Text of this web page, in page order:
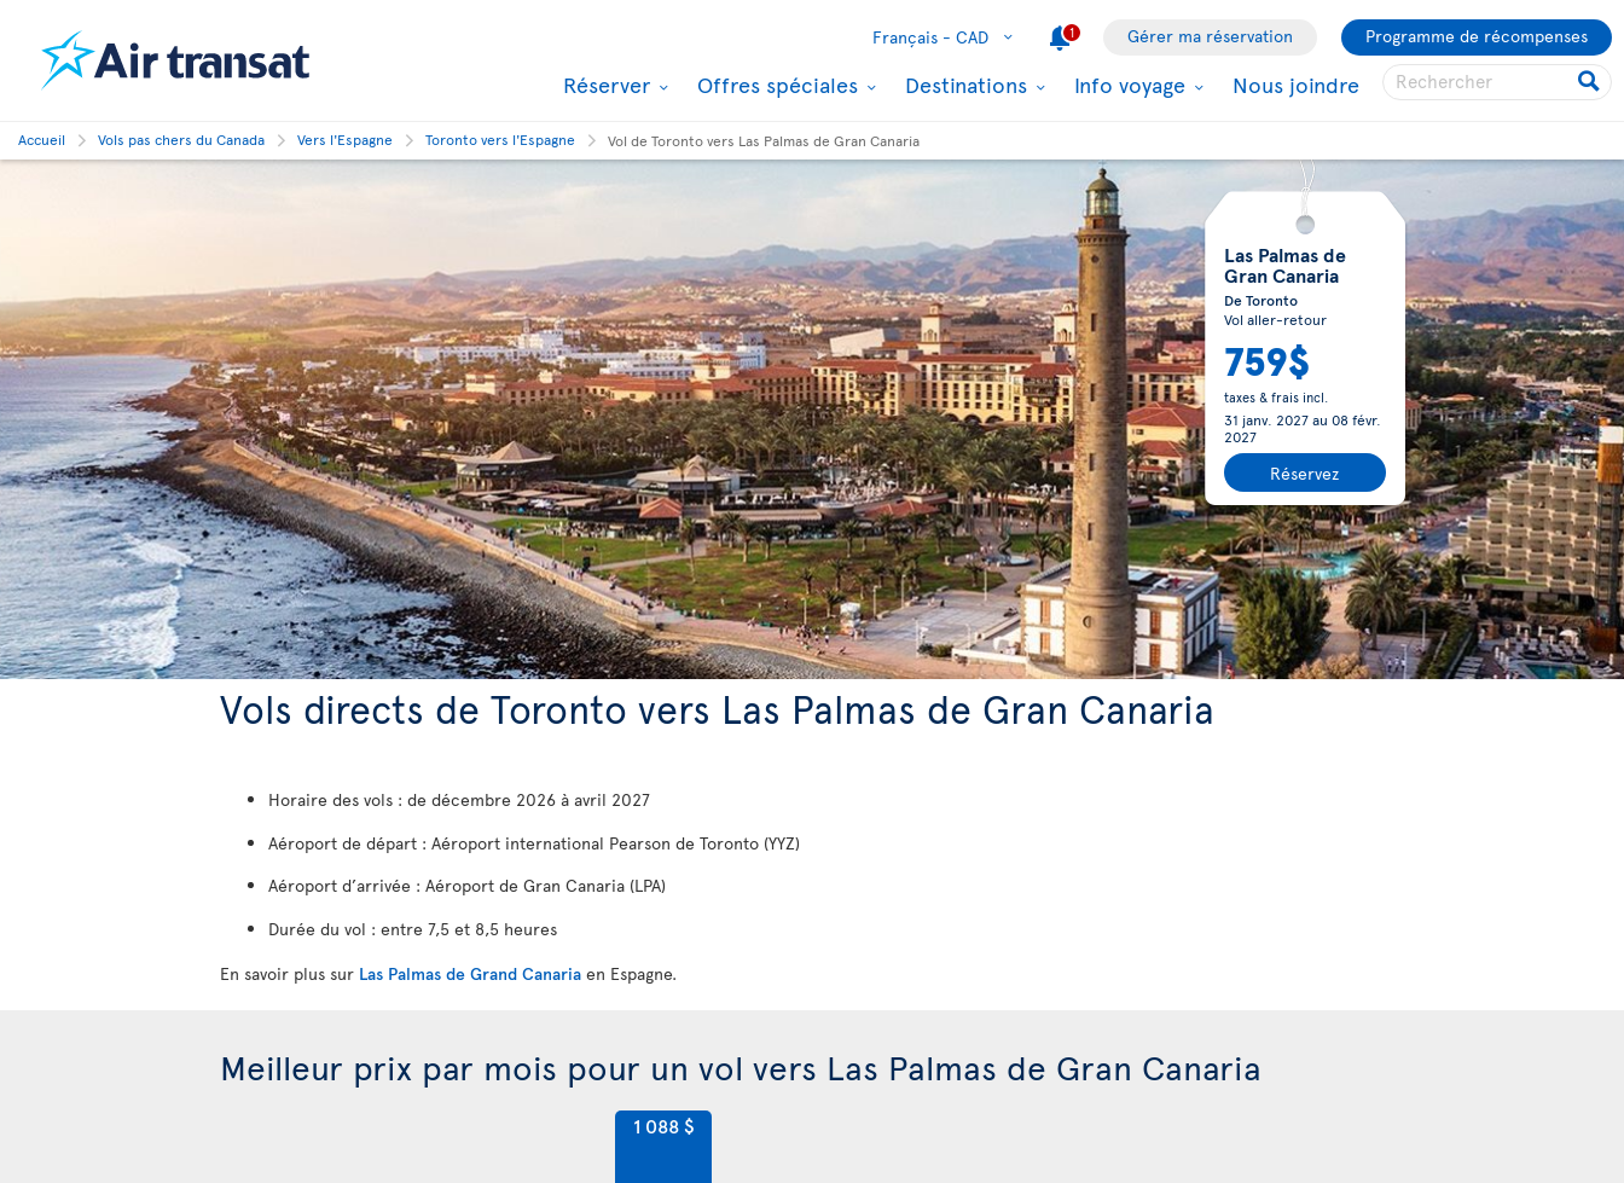
Français - CAD 1 Gérer ma réservation Programme de récompenses
Réserver Offres spéciales Destinations Info voyage Nous joindre
Accueil Vols pas chers du Canada Vers l'Espagne Toronto vers l'Espagne Vol de Toronto vers Las Palmas de Gran Canaria
Las Palmas de
Gran Canaria
De Toronto
Vol aller-retour
759$
taxes & frais incl.
31 janv. 2027au 08 févr.
2027
Réservez
Vols directs de Toronto vers Las Palmas de Gran Canaria
Horaire des vols : de décembre 2026 à avril 2027
Aéroport de départ : Aéroport international Pearson de Toronto (YYZ)
Aéroport d’arrivée : Aéroport de Gran Canaria (LPA)
Durée du vol : entre 7,5 et 8,5 heures
En savoir plus sur Las Palmas de Grand Canaria en Espagne.
Meilleur prix par mois pour un vol vers Las Palmas de Gran Canaria
1 088 $